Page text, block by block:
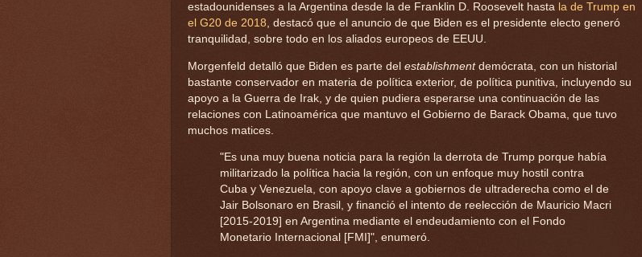
estadounidenses a la Argentina desde la de Franklin D. Roosevelt hasta la de Trump en
el G20 de 2018, destacó que el anuncio de que Biden es el presidente electo generó
tranquilidad, sobre todo en los aliados europeos de EEUU.
Morgenfeld detalló que Biden es parte del establishmentdemócrata, con un historial
bastante conservador en materia de política exterior, de política punitiva, incluyendo su
apoyo a la Guerra de Irak, y de quien pudiera esperarse una continuación de las
relaciones con Latinoamérica que mantuvo el Gobierno de Barack Obama, que tuvo
muchos matices.
"Es una muy buena noticia para la región la derrota de Trump porque había
militarizado la política hacia la región, con un enfoque muy hostil contra
Cuba y Venezuela, con apoyo clave a gobiernos de ultraderecha como el de
Jair Bolsonaro en Brasil, y financió el intento de reelección de Mauricio Macri
[2015-2019] en Argentina mediante el endeudamiento con el Fondo
Monetario Internacional [FMI]", enumeró.